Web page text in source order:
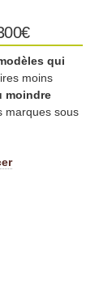
qui
moins
moindre
marques sous